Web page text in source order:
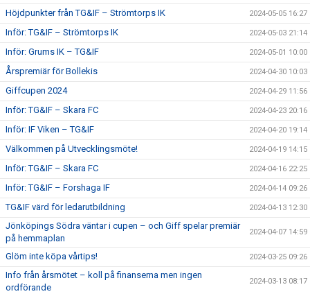
Höjdpunkter från TG&IF – Strömtorps IK 2024-05-05 16:27
Inför: TG&IF – Strömtorps IK 2024-05-03 21:14
Inför: Grums IK – TG&IF 2024-05-01 10:00
Årspremiär för Bollekis 2024-04-30 10:03
Giffcupen 2024 2024-04-29 11:56
Inför: TG&IF – Skara FC 2024-04-23 20:16
Inför: IF Viken – TG&IF 2024-04-20 19:14
Välkommen på Utvecklingsmöte! 2024-04-19 14:15
Inför: TG&IF – Skara FC 2024-04-16 22:25
Inför: TG&IF – Forshaga IF 2024-04-14 09:26
TG&IF värd för ledarutbildning 2024-04-13 12:30
Jönköpings Södra väntar i cupen – och Giff spelar premiär
på hemmaplan
2024-04-07 14:59
Glöm inte köpa vårtips! 2024-03-25 09:26
Info från årsmötet – koll på finanserna men ingen
ordförande
2024-03-13 08:17